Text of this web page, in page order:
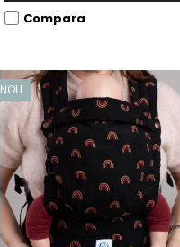
Compara
NOU